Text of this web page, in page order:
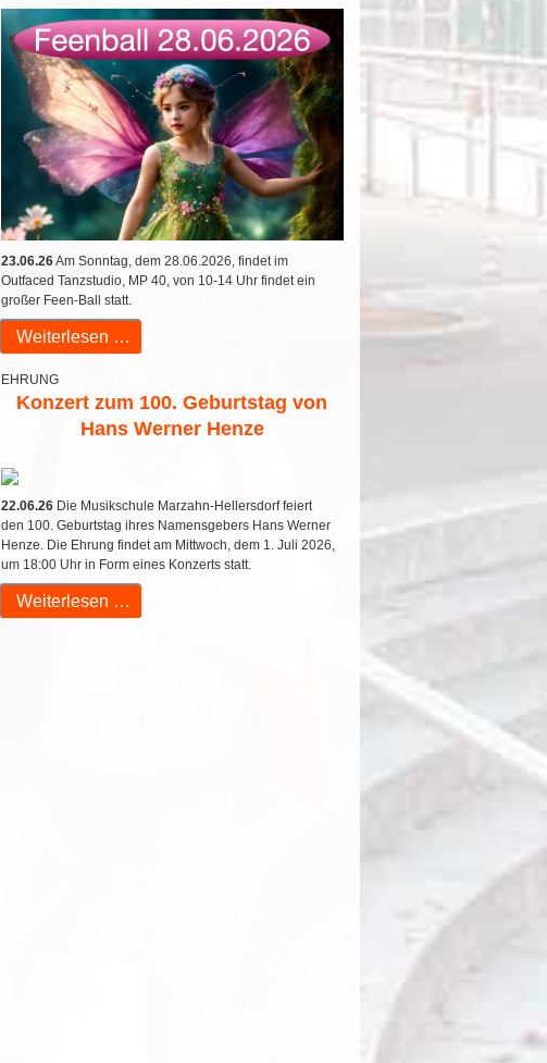
23.06.26Am Sonntag, dem 28.06.2026, findet im
Outfaced Tanzstudio, MP 40, von 10-14 Uhr findet ein
großer Feen-Ball statt.
Weiterlesen …
EHRUNG
Konzert zum 100. Geburtstag von
Hans Werner Henze
22.06.26Die Musikschule Marzahn-Hellersdorf feiert
den 100. Geburtstag ihres Namensgebers Hans Werner
Henze. Die Ehrung findet am Mittwoch, dem 1. Juli 2026,
um 18:00 Uhr in Form eines Konzerts statt.
Weiterlesen …